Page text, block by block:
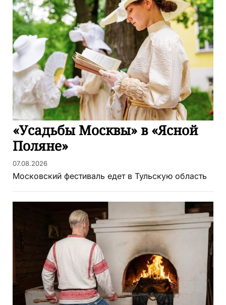
«Усадьбы Москвы» в «Ясной
Поляне»
07.08.2026
Московский фестиваль едет в Тульскую область